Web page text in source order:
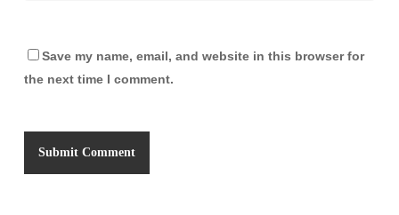
Save my name, email, and website in this browser for
the next time I comment.